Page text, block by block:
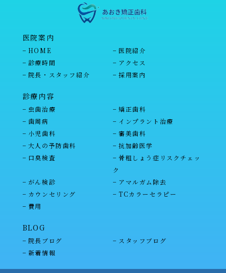
医院案内
HOME
医院紹介
診療時間
アクセス
院長・スタッフ紹介
採用案内
診療内容
虫歯治療
矯正歯科
歯周病
インプラント治療
小児歯科
審美歯科
大人の予防歯科
抗加齢医学
口臭検査
骨粗しょう症リスクチェッ
ク
がん検診
アマルガム除去
カウンセリング
TCカラーセラピー
費用
BLOG
院長ブログ
スタッフブログ
新着情報